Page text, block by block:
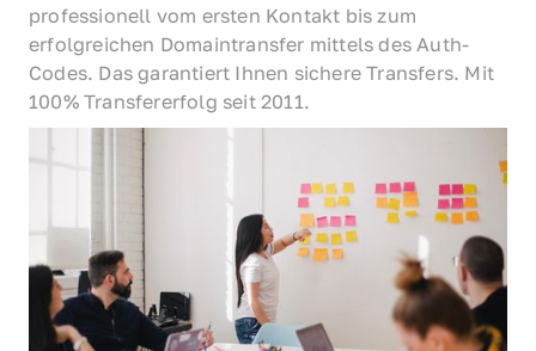
professionell vom ersten Kontakt bis zum
erfolgreichen Domaintransfer mittels des Auth-
Codes. Das garantiert Ihnen sichere Transfers. Mit
100% Transfererfolg seit 2011.